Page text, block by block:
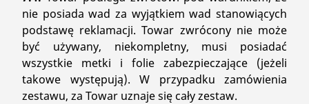
nie posiada wad za wyjątkiem wad stanowiących
podstawę reklamacji. Towar zwrócony nie może
być używany, niekompletny, musi posiadać
wszystkie metki i folie zabezpieczające (jeżeli
takowe występują). W przypadku zamówienia
zestawu, za Towar uznaje się cały zestaw.